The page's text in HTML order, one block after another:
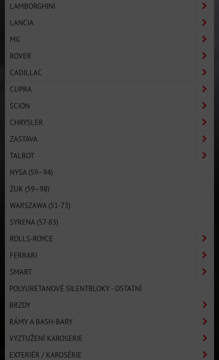
LAMBORGHINI
LANCIA
MG
ROVER
CADILLAC
CUPRA
SCION
CHRYSLER
ZASTAVA
TALBOT
NYSA (59–94)
ŻUK (59–98)
WARSZAWA (51-73)
SYRENA (57-83)
ROLLS-ROYCE
FERRARI
SMART
POLYURETANOVÉ SILENTBLOKY - OSTATNÍ
BRZDY
RÁMY A BASH-BARY
VYZTUŽENÍ KAROSERIE
EXTERIÉR / KAROSÉRIE